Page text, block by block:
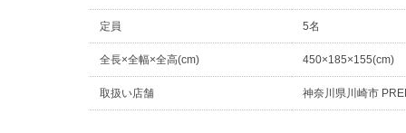
定員 5名
全長×全幅×全高(cm) 450×185×155(cm)
取扱い店舗 神奈川県川崎市